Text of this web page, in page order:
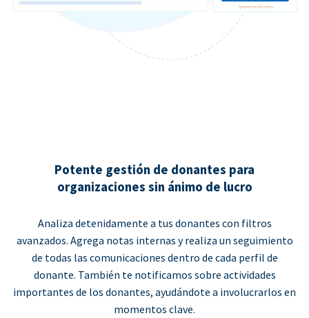
Potente gestión de donantes para
organizaciones sin ánimo de lucro
Analiza detenidamente a tus donantes con filtros
avanzados. Agrega notas internas y realiza un seguimiento
de todas las comunicaciones dentro de cada perfil de
donante. También te notificamos sobre actividades
importantes de los donantes, ayudándote a involucrarlos en
momentos clave.